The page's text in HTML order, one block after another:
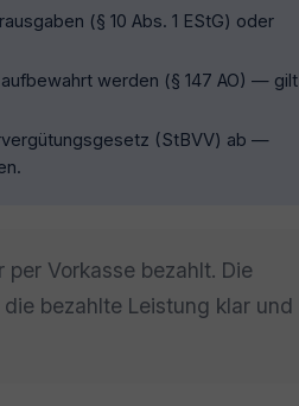
(§ 10 Abs. 1 EStG) oder
werden (§ 147 AO) — gilt
(StBVV) ab —
Vorkasse bezahlt. Die
bezahlte Leistung klar und